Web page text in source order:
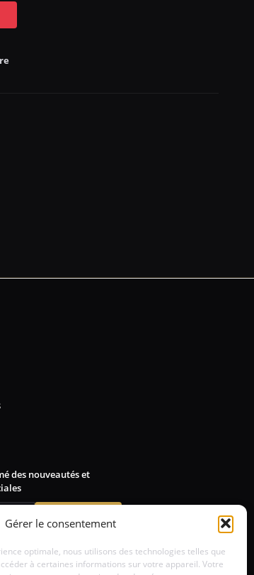
Gérer le consentement
optimale, nous utilisons des technologies telles que
à certaines informations sur votre appareil. Votre
des nouveautés et